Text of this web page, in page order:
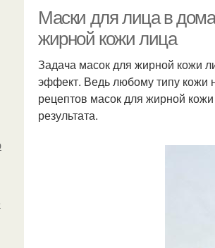
Маски для лица в
жирной кожи лица
Задача масок для жирной кожи
эффект. Ведь любому типу кожи
рецептов масок для жирной
результата.